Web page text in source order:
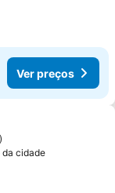
Ver preços
favoritos
da cidade